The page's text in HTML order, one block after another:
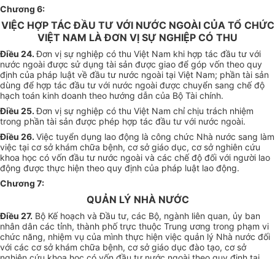
Chương 6:
VIỆC HỢP TÁC ĐẦU TƯ VỚI NƯỚC NGOÀI CỦA TỔ CHỨC
VIỆT NAM LÀ ĐƠN VỊ SỰ NGHIỆP CÓ THU
Điều 24.Đơn vị sự nghiệp có thu Việt Nam khi hợp tác đầu tư với
nước ngoài được sử dụng tài sản được giao để góp vốn theo quy
định của pháp luật về đầu tư nước ngoài tại Việt Nam; phần tài sản
dùng để hợp tác đầu tư với nước ngoài được chuyển sang chế độ
hạch toán kinh doanh theo hướng dẫn của Bộ Tài chính.
Điều 25.Đơn vị sự nghiệp có thu Việt Nam chỉ chịu trách nhiệm
trong phần tài sản được phép hợp tác đầu tư với nước ngoài.
Điều 26. Việc tuyển dụng lao động là công chức Nhà nước sang làm
việc tại cơ sở khám chữa bệnh, cơ sở giáo dục, cơ sở nghiên cứu
khoa học có vốn đầu tư nước ngoài và các chế độ đối với người lao
động được thực hiện theo quy định của pháp luật lao động.
Chương 7:
QUẢN LÝ NHÀ NƯỚC
Điều 27. Bộ Kế hoạch và Đầu tư, các Bộ, ngành liên quan, ủy ban
nhân dân các tỉnh, thành phố trực thuộc Trung ương trong phạm vi
chức năng, nhiệm vụ của mình thực hiện việc quản lý Nhà nước đối
với các cơ sở khám chữa bệnh, cơ sở giáo dục đào tạo, cơ sở